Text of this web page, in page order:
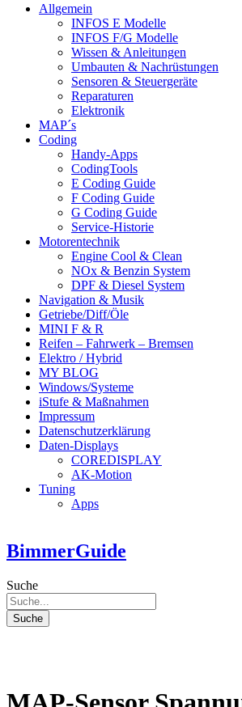
Allgemein
INFOS E Modelle
INFOS F/G Modelle
Wissen & Anleitungen
Umbauten & Nachrüstungen
Sensoren & Steuergeräte
Reparaturen
Elektronik
MAP´s
Coding
Handy-Apps
CodingTools
E Coding Guide
F Coding Guide
G Coding Guide
Service-Historie
Motorentechnik
Engine Cool & Clean
NOx & Benzin System
DPF & Diesel System
Navigation & Musik
Getriebe/Diff/Öle
MINI F & R
Reifen – Fahrwerk – Bremsen
Elektro / Hybrid
MY BLOG
Windows/Systeme
iStufe & Maßnahmen
Impressum
Datenschutzerklärung
Daten-Displays
COREDISPLAY
AK-Motion
Tuning
Apps
BimmerGuide
Suche
Suche